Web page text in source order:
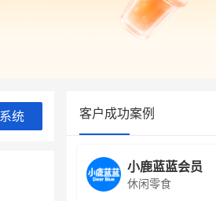
站点地图
统 客户成功案例
小鹿蓝蓝会员
休闲零食